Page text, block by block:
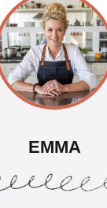
EMMA